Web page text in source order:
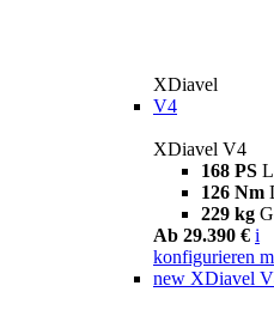
XDiavel
V4
XDiavel V4
168 PS
126 Nm
229 kg
Ab 29.390 € i
konfigurieren
new XDiavel